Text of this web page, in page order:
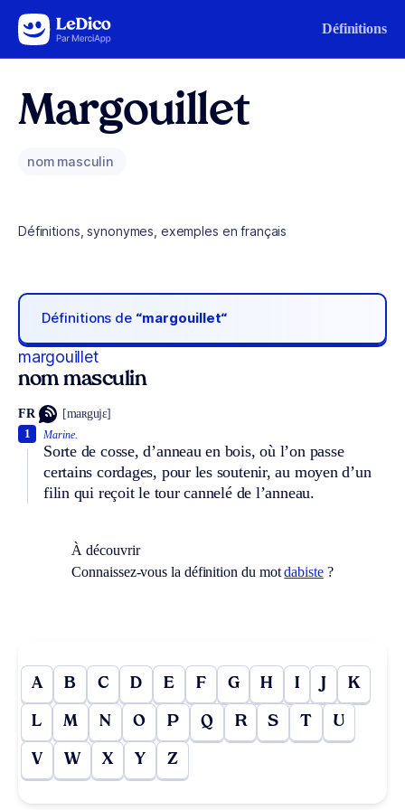
Aller au contenu Définitions
Margouillet
nom masculin
Définitions, synonymes, exemples en français
Définitions de “margouillet“
margouillet
nom masculin
FR [maʀgujɛ]
Marine.
Sorte de cosse, d’anneau en bois, où l’on passe
certains cordages, pour les soutenir, au moyen d’un
filin qui reçoit le tour cannelé de l’anneau.
1
À découvrir
Connaissez-vous la définition du motdabiste?
A B C D E F G H I J K
L M N O P Q R S T U
V W X Y Z